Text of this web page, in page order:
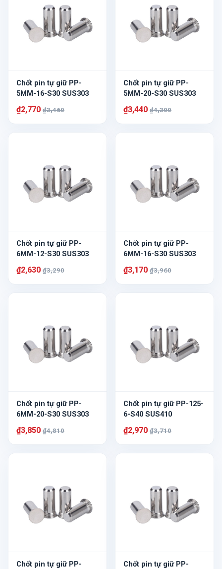
Chốt pin tự giữ PP-
5MM-16-S30 SUS303
₫2,770 ₫3,460
Chốt pin tự giữ PP-
5MM-20-S30 SUS303
₫3,440 ₫4,300
Chốt pin tự giữ PP-
6MM-12-S30 SUS303
₫2,630 ₫3,290
Chốt pin tự giữ PP-
6MM-16-S30 SUS303
₫3,170 ₫3,960
Chốt pin tự giữ PP-
6MM-20-S30 SUS303
₫3,850 ₫4,810
Chốt pin tự giữ PP-125-
6-S40 SUS410
₫2,970 ₫3,710
Chốt pin tự giữ PP-
Chốt pin tự giữ PP-